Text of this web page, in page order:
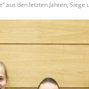
aus den letzten Jahren;